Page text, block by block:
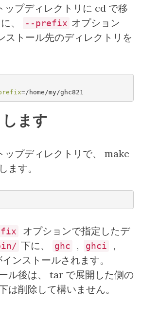
ップディレクトリに cd で移
、
--prefix オプション
ストール先のディレクトリを
=/home/my/ghc821
します
プディレクトリで、
make
ます。
オプションで指定したデ
下に、 ghc , ghci ,
ンストールされます。
ル後は、
tar で展開した側の
は削除して構いません。